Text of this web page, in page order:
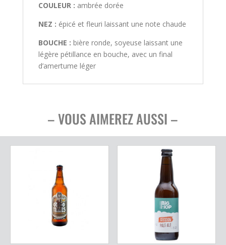
COULEUR : ambrée dorée
NEZ : épicé et fleuri laissant une note chaude
BOUCHE : bière ronde, soyeuse laissant une
légère pétillance en bouche, avec un final
d’amertume léger
– VOUS AIMEREZ AUSSI –